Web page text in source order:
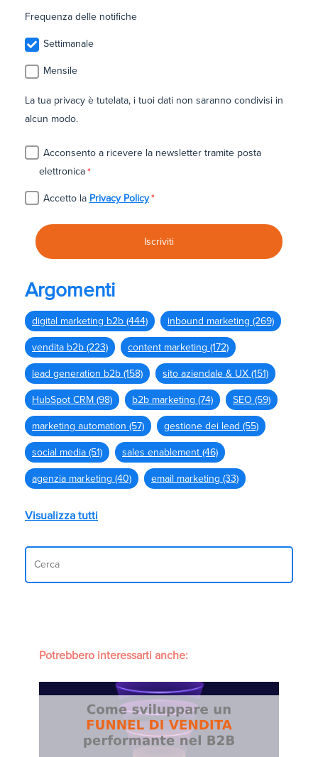
Frequenza delle notifiche
Settimanale
Mensile
La tua privacy è tutelata, i tuoi dati non saranno condivisi in
alcun modo.
Acconsento a ricevere la newsletter tramite posta
elettronica*
Accetto la Privacy Policy *
Argomenti
digital marketing b2b (444) inbound marketing (269)
vendita b2b (223) content marketing (172)
lead generation b2b (158) sito aziendale & UX (151)
HubSpot CRM (98) b2b marketing (74) SEO (59)
marketing automation (57) gestione dei lead (55)
social media (51) sales enablement (46)
agenzia marketing (40) email marketing (33)
Visualizza tutti
Potrebbero interessarti anche: